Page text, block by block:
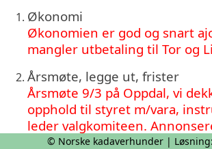
Økonomi
Økonomien er god og snart
mangler utbetaling til Tor og
Årsmøte, legge ut, frister
Årsmøte 9/3 på Oppdal, vi
opphold til styret m/vara,
leder valgkomiteen.
hjemmeside og FB. Jonny
© Norske kadaverhunder | Løsning: